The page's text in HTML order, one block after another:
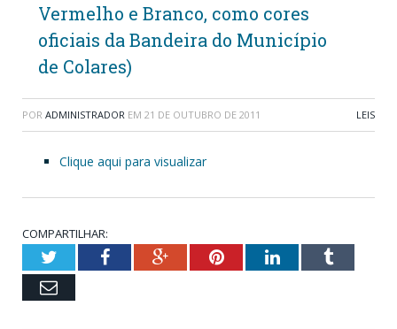
Vermelho e Branco, como cores
oficiais da Bandeira do Município
de Colares)
POR ADMINISTRADOR EM 21 DE OUTUBRO DE 2011 LEIS
Clique aqui para visualizar
COMPARTILHAR:
TwitterFacebookGoogle+PinterestLinkedInTumblr
Email